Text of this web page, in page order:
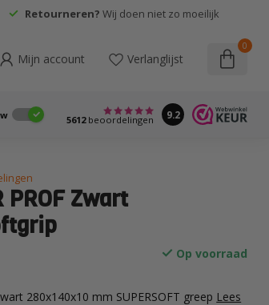
Retourneren? Wij doen niet zo moeilijk
Mijn account Verlanglijst
0
5612beoordelingen 9.2
PROF Zwart
Op voorraad
280x140x10 mm SUPERSOFT greep Lees